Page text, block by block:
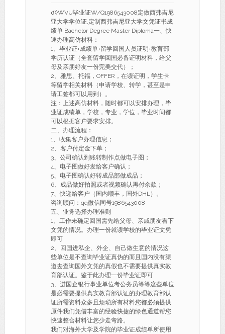
☌◊WVU毕业证W/Q1986543008定做西弗吉尼
亚大学学位证,定制西弗吉尼亚大学文凭证书成
绩单 Bachelor Degree Master Diploma一、快
速办理高仿材料：
1、毕业证+成绩单+留学回国人员证明+教育部
学历认证（全套留学回国必备证明材料，给父
母及亲朋好友一份完美交代）；
2、雅思、托福，OFFER，在读证明，学生卡
等留学相关材料（申请学校、转学，甚至是申
请工签都可以用到）。
注：上述高仿材料，随时都可以安排办理，毕
业证成绩单，学校，专业，学位，毕业时间都
可以根据客户要求安排。
二、办理流程：
1、收集客户办理信息；
2、客户付定金下单；
3、公司确认到账转制作点做电子图；
4、电子图做好发给客户确认；
5、电子图确认好转成品部做成品；
6、成品做好拍照或者视频确认再付余款；
7、快递给客户（国内顺丰，国外DHL）。
咨询顾问：qq微信同号1986543008
五、业务选择办理准则
1、工作未确定回国需先给父母、亲戚朋友看下
文凭的情况。办理一份就读学校的毕业证文凭
即可
2、回国进私企、外企、自己做生意的情况这
些单位是不查询毕业证真伪的而且国内没有渠
道去查询国外文凭的真假也不需要提供真实教
育部认证。鉴于此办理一份毕业证即可
3、进国企银行事业单位考公务员等等这些单位
是必需要提供真实教育部认证的办理教育部认
证所需资料众多且烦琐所有材料您都必须提供
原件我们凭借丰富的经验快捷的绿色通道帮您
快速整合材料让您少走弯路。
我们对海外大学及学院的毕业证成绩单所使用